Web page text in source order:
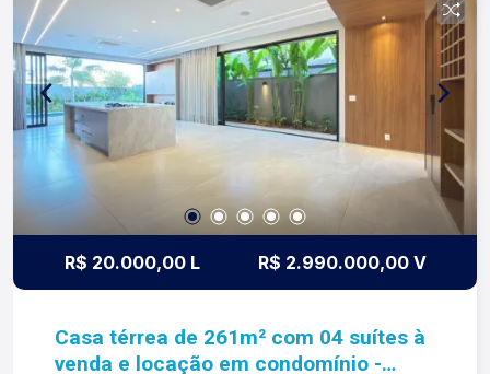
sua principal imobiliária em Ribeirão Preto
R$ 20.000,00 L R$ 2.990.000,00 V
Casa térrea de 261m² com 04 suítes à
venda e locação em condomínio -